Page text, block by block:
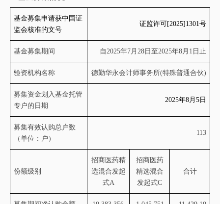
基金募集申请获中国证
监会核准的文号
证监许可[2025]1301号
基金募集期间 自2025年7月 28日至2025年8月 1 日止
验资机构名称 德勤华永会计师事务所(特殊普通合伙)
募集资金划入基金托管
专户的日期
2025年8月 5日
募集有效认购总户数
（单位：户）
113
份额级别
招商医药精
选混合发起
式A
招商医药
精选混合
发起式C
合计